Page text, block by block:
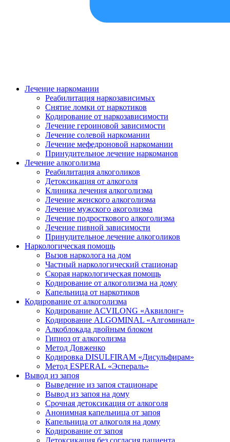
Лечение наркомании
Реабилитация наркозависимых
Снятие ломки от наркотиков
Кодирование от наркозависимости
Лечение героиновой зависимости
Лечение солевой наркомании
Лечение мефедроновой наркомании
Принудительное лечение наркоманов
Лечение алкоголизма
Реабилитация алкоголиков
Детоксикация от алкоголя
Клиника лечения алкоголизма
Лечение женского алкоголизма
Лечение мужского акоголизма
Лечение подросткового алкоголизма
Лечение пивной зависимости
Принудительное лечение алкоголиков
Наркологическая помощь
Вызов нарколога на дом
Частный наркологический стационар
Скорая наркологическая помощь
Кодирование от алкоголизма на дому
Капельница от наркотиков
Кодирование от алкоголизма
Кодирование ACVILONG «Аквилонг»
Кодирование ALGOMINAL «Алгоминал»
Алкоблокада двойным блоком
Гипноз от алкоголизма
Метод Довженко
Кодировка DISULFIRAM «Дисульфирам»
Метод ESPERAL «Эспераль»
Вывод из запоя
Выведение из запоя стационаре
Вывод из запоя на дому
Срочная детоксикация от алкоголя
Анонимная капельница от запоя
Капельница от алкоголя на дому
Кодирование от запоя
Детоксикация без согласия пациента